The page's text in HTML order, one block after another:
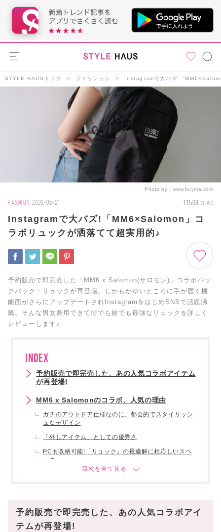
STYLE HAUSトップ ファッション Instagramで大バズ!「
Photo by： www.buyma.com
FASHION 2026/05/21 11503 VIEWS
Instagramで大バズ!「MM6×Salomon」コ
ラボリュックが洒落てて超実用的♪
予約販売で即完売した「MM6 x Salomon(サロモン)」コラボバッ
クパック・リュックが再登場。しかもかゆいところに手が届く機
能面がさらにアップデートされInstagramをはじめSNSで話題沸
騰。そんな男女兼用できて街でも旅でも最強なリュックを詳しく
レビューします♪
INDEX
予約販売で即完売した、あの人気コラボアイテム
が再登場!
MM6 x Salomonのコラボ、人気の理由
ガチのアウトドア仕様なのに、都会的でスタイリッシ
ュなデザイン
「外しアイテム」としての優秀さ
PCも収納可能!「リュック」の最適解に相応しいスペ
ック
02. レインカバーを内臓
03. メインコンパートメントの変更
予約販売で即完売した、あの人気コラボアイ
テムが再登場!